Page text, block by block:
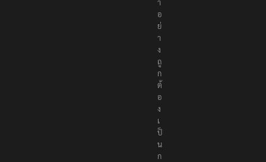
า
อ
ย่
า
ง
ถู
ก
ต้
อ
ง
เ
ป็
น
ก